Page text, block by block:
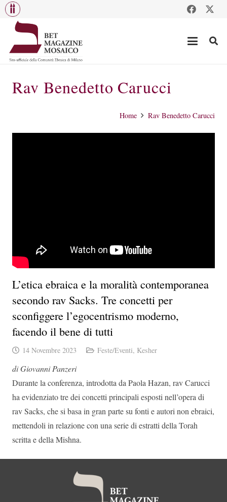
Rav Benedetto Carucci
Home Rav Benedetto Carucci
L’etica ebraica e la moralità contemporanea
secondo rav Sacks. Tre concetti per
sconfiggere l’egocentrismo moderno,
facendo il bene di tutti
14 Novembre 2023 Feste/Eventi, Kesher
di Giovanni Panzeri
Durante la conferenza, introdotta da Paola Hazan, rav Carucci
ha evidenziato tre dei concetti principali esposti nell’opera di
rav Sacks, che si basa in gran parte su fonti e autori non ebraici,
mettendoli in relazione con una serie di estratti della Torah
scritta e della Mishna.